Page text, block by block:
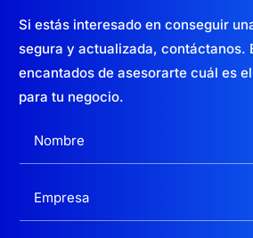
Si estás interesado en conseguir
segura y actualizada, contáctanos.
encantados de asesorarte cuál es
para tu negocio.